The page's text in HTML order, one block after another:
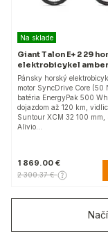
Na sklade
Giant Talon E+ 2 29
elektrobicykel
Pánsky horský
motor SyncDrive Core (50
batéria EnergyPak 500
dojazdom až 120 km,
Suntour XCM 32 100 mm,
Alivio…
1 869.00 €
2 300.37 €